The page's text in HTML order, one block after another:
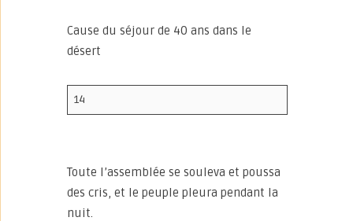
Cause du séjour de 40 ans dans le
désert
14
Toute l’assemblée se souleva et poussa
des cris, et le peuple pleura pendant la
nuit.